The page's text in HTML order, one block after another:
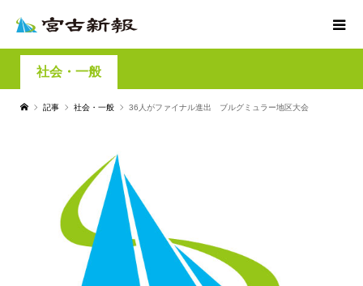
社会・一般
記事 社会・一般 36人がファイナル進出 ブルグミュラー地区大会